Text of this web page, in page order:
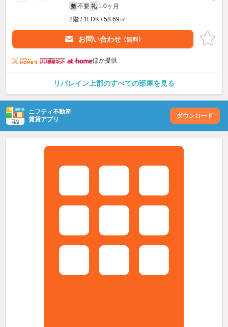
敷 不要 礼 1.0ヶ月
2階 / 1LDK / 58.69㎡
お問い合わせ （無料）
ほか提供
リバレイン上郡のすべての部屋を見る
ニフティ不動産
賃貸アプリ
ダウンロード